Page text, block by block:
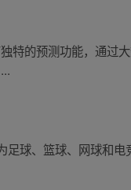
特的预测功能，通过
球、篮球、网球和